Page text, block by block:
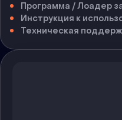
Программа / Лоадер
Инструкция к
Техническая